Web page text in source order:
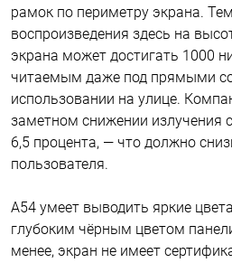
рамок по периметру экрана.
воспроизведения здесь на
экрана может достигать 1000
читаемым даже под прямыми
использовании на улице.
заметном снижении излучения
6,5 процента, — что должно
пользователя.
A54 умеет выводить яркие
глубоким чёрным цветом
менее, экран не имеет